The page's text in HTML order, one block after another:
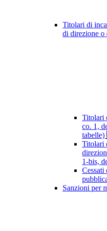
Titolari di
di direzione o
Titolari
co. 1,
tabelle)
Titolari
1-bis,
Cessati
Sanzioni per